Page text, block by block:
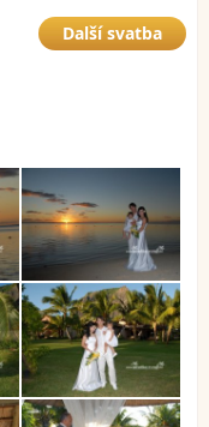
Další svatba